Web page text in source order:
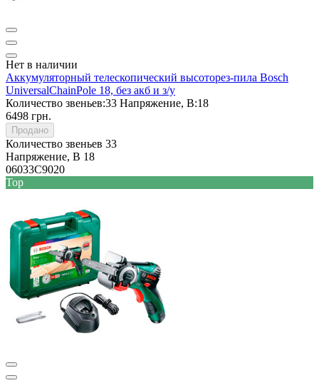
Нет в наличии
Аккумуляторный телескопический высоторез-пила Bosch
UniversalChainPole 18, без акб и з/у
Количество звеньев:33 Напряжение, В:18
6498 грн.
Продано
Количество звеньев 33
Напряжение, В 18
06033C9020
Top